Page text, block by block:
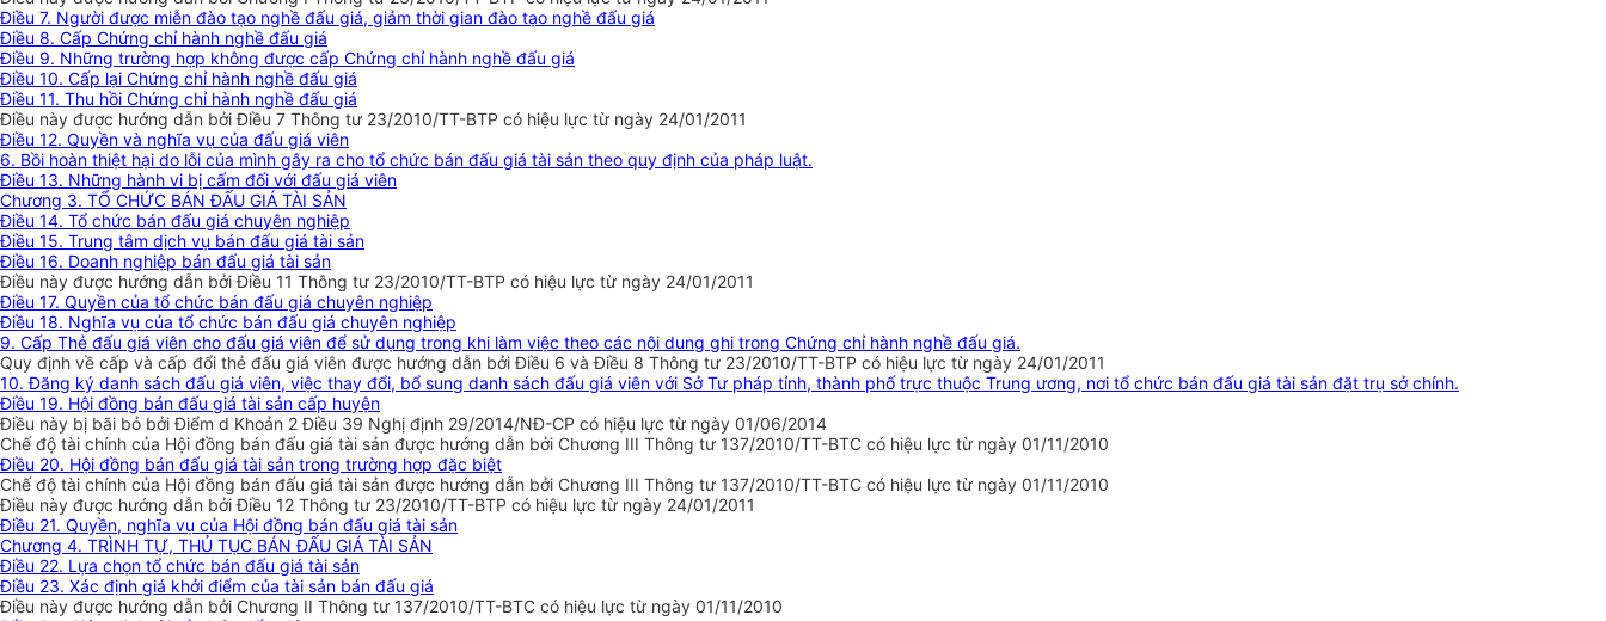
Điều 7. Người được miễn đào tạo nghề đấu giá, giảm thời gian đào tạo nghề đấu giá
Điều 8. Cấp Chứng chỉ hành nghề đấu giá
Điều 9. Những trường hợp không được cấp Chứng chỉ hành nghề đấu giá
Điều 10. Cấp lại Chứng chỉ hành nghề đấu giá
Điều 11. Thu hồi Chứng chỉ hành nghề đấu giá
Điều này được hướng dẫn bởi Điều 7 Thông tư 23/2010/TT-BTP có hiệu lực từ ngày 24/01/2011
Điều 12. Quyền và nghĩa vụ của đấu giá viên
6. Bồi hoàn thiệt hại do lỗi của mình gây ra cho tổ chức bán đấu giá tài sản theo quy định của pháp luật.
Điều 13. Những hành vi bị cấm đối với đấu giá viên
Chương 3. TỔ CHỨC BÁN ĐẤU GIÁ TÀI SẢN
Điều 14. Tổ chức bán đấu giá chuyên nghiệp
Điều 15. Trung tâm dịch vụ bán đấu giá tài sản
Điều 16. Doanh nghiệp bán đấu giá tài sản
Điều này được hướng dẫn bởi Điều 11 Thông tư 23/2010/TT-BTP có hiệu lực từ ngày 24/01/2011
Điều 17. Quyền của tổ chức bán đấu giá chuyên nghiệp
Điều 18. Nghĩa vụ của tổ chức bán đấu giá chuyên nghiệp
9. Cấp Thẻ đấu giá viên cho đấu giá viên để sử dụng trong khi làm việc theo các nội dung ghi trong Chứng chỉ hành nghề đấu giá.
Quy định về cấp và cấp đổi thẻ đấu giá viên được hướng dẫn bởi Điều 6 và Điều 8 Thông tư 23/2010/TT-BTP có hiệu lực từ ngày 24/01/2011
10. Đăng ký danh sách đấu giá viên, việc thay đổi, bổ sung danh sách đấu giá viên với Sở Tư pháp tỉnh, thành phố trực thuộc Trung ương, nơi tổ chức bán đấu giá tài sản đặt trụ sở chính.
Điều 19. Hội đồng bán đấu giá tài sản cấp huyện
Điều này bị bãi bỏ bởi Điểm d Khoản 2 Điều 39 Nghị định 29/2014/NĐ-CP có hiệu lực từ ngày 01/06/2014
Chế độ tài chính của Hội đồng bán đấu giá tài sản được hướng dẫn bởi Chương III Thông tư 137/2010/TT-BTC có hiệu lực từ ngày 01/11/2010
Điều 20. Hội đồng bán đấu giá tài sản trong trường hợp đặc biệt
Chế độ tài chính của Hội đồng bán đấu giá tài sản được hướng dẫn bởi Chương III Thông tư 137/2010/TT-BTC có hiệu lực từ ngày 01/11/2010
Điều này được hướng dẫn bởi Điều 12 Thông tư 23/2010/TT-BTP có hiệu lực từ ngày 24/01/2011
Điều 21. Quyền, nghĩa vụ của Hội đồng bán đấu giá tài sản
Chương 4. TRÌNH TỰ, THỦ TỤC BÁN ĐẤU GIÁ TÀI SẢN
Điều 22. Lựa chọn tổ chức bán đấu giá tài sản
Điều 23. Xác định giá khởi điểm của tài sản bán đấu giá
Điều này được hướng dẫn bởi Chương II Thông tư 137/2010/TT-BTC có hiệu lực từ ngày 01/11/2010